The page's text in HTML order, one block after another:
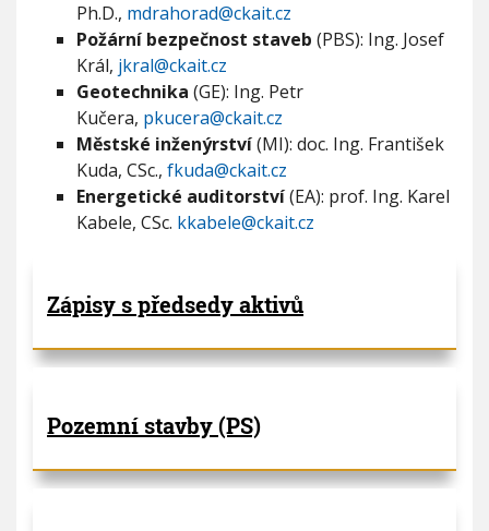
Ph.D., mdrahorad@ckait.cz
Požární bezpečnost staveb (PBS): Ing. Josef
Král, jkral@ckait.cz
Geotechnika (GE): Ing. Petr
Kučera, pkucera@ckait.cz
Městské inženýrství(MI): doc. Ing. František
Kuda, CSc., fkuda@ckait.cz
Energetické auditorství(EA): prof. Ing. Karel
Kabele, CSc. kkabele@ckait.cz
Zápisy s předsedy aktivů
Pozemní stavby (PS)